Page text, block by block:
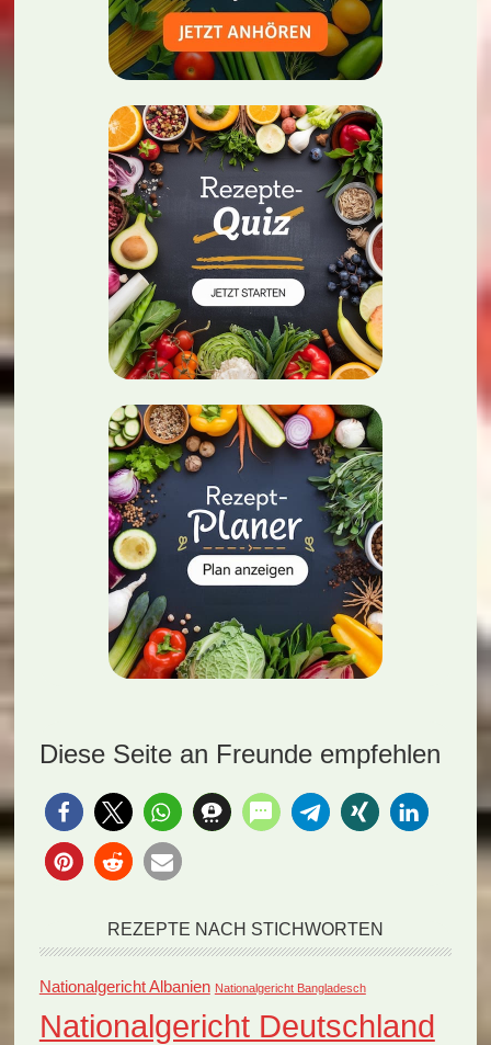
Diese Seite an Freunde empfehlen
REZEPTE NACH STICHWORTEN
Nationalgericht Albanien Nationalgericht Bangladesch
Nationalgericht Deutschland